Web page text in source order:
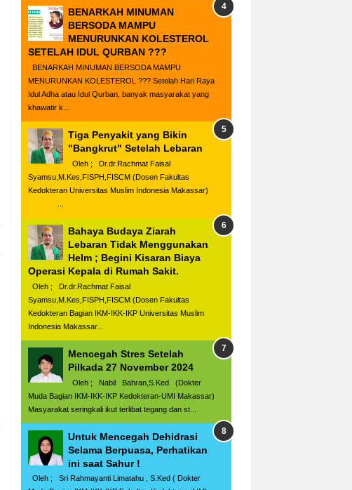
BENARKAH MINUMAN
BERSODA MAMPU
MENURUNKAN KOLESTEROL
SETELAH IDUL QURBAN ???
BENARKAH MINUMAN BERSODA MAMPU
MENURUNKAN KOLESTEROL ??? Setelah Hari Raya
Idul Adha atau Idul Qurban, banyak masyarakat yang
khawatir k...
Tiga Penyakit yang Bikin
"Bangkrut" Setelah Lebaran
Oleh ; Dr.dr.Rachmat Faisal
Syamsu,M.Kes,FISPH,FISCM (Dosen Fakultas
Kedokteran Universitas Muslim Indonesia Makassar)
Bahaya Budaya Ziarah
Lebaran Tidak Menggunakan
Helm ; Begini Kisaran Biaya
Operasi Kepala di Rumah Sakit.
Oleh ; Dr.dr.Rachmat Faisal
Syamsu,M.Kes,FISPH,FISCM (Dosen Fakultas
Kedokteran Bagian IKM-IKK-IKP Universitas Muslim
Indonesia Makassar...
Mencegah Stres Setelah
Pilkada 27 November 2024
Oleh ; Nabil Bahran,S.Ked (Dokter
Muda Bagian IKM-IKK-IKP Kedokteran-UMI Makassar)
Masyarakat seringkali ikut terlibat tegang dan st...
Untuk Mencegah Dehidrasi
Selama Berpuasa, Perhatikan
ini saat Sahur !
Oleh ; Sri Rahmayanti Limatahu , S.Ked ( Dokter